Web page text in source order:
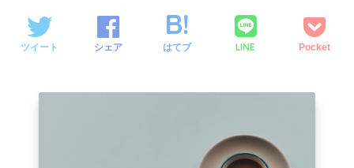
ツイート シェア はてブ LINE Pocket